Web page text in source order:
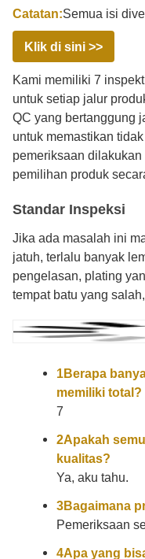
Catatan:Semua isi
Klik di sini >>
Kami memiliki 7
untuk setiap jalur
QC yang bertanggung
untuk memastikan
pemeriksaan
pemilihan produk
Standar Inspeksi
Jika ada masalah ini
jatuh, terlalu banyak
pengelasan, plating
tempat batu yang
1Berapa
memiliki total?
7
2Apakah
kualitas?
Ya, aku tahu.
3Bagaimana
Pemeriksaan
4Apa yang